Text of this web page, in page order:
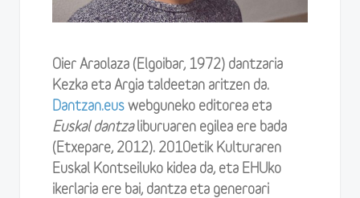
Oier Araolaza (Elgoibar, 1972) dantzaria
Kezka eta Argia taldeetan aritzen da.
Dantzan.eus webguneko editorea eta
Euskal dantzaliburuaren egilea ere bada
(Etxepare, 2012). 2010etik Kulturaren
Euskal Kontseiluko kidea da, eta EHUko
ikerlaria ere bai, dantza eta generoari